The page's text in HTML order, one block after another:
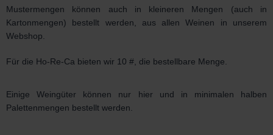
Mustermengen können auch in kleineren Mengen (auch in
Kartonmengen) bestellt werden, aus allen Weinen in unserem
Webshop.
Für die Ho-Re-Ca bieten wir 10 #, die bestellbare Menge.
Einige Weingüter können nur hier und in minimalen halben
Palettenmengen bestellt werden.